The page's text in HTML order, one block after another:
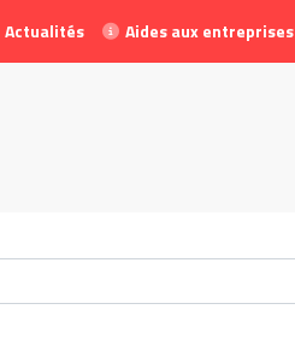
Actualités Aides aux entreprises